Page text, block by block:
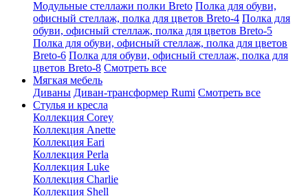
Модульные стеллажи полки Breto Полка для обуви,
офисный стеллаж, полка для цветов Breto-4 Полка для
обуви, офисный стеллаж, полка для цветов Breto-5
Полка для обуви, офисный стеллаж, полка для цветов
Breto-6 Полка для обуви, офисный стеллаж, полка для
цветов Breto-8 Смотреть все
Мягкая мебель
Диваны Диван-трансформер Rumi Смотреть все
Стулья и кресла
Коллекция Corey
Коллекция Anette
Коллекция Eari
Коллекция Perla
Коллекция Luke
Коллекция Charlie
Коллекция Shell